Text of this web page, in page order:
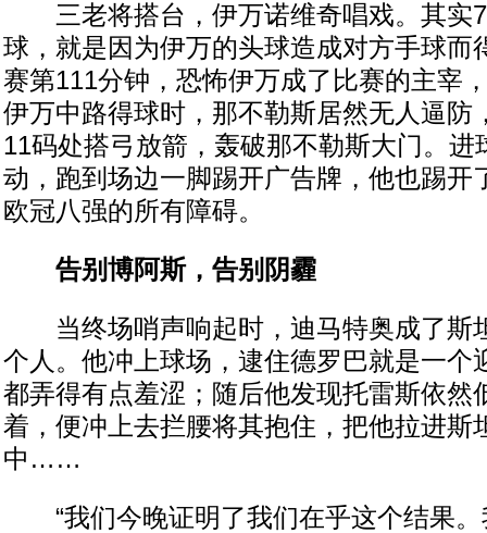
三老将搭台，伊万诺维奇唱戏。其实
球，就是因为伊万的头球造成对方手球而
赛第111分钟，恐怖伊万成了比赛的主宰
伊万中路得球时，那不勒斯居然无人逼防
11码处搭弓放箭，轰破那不勒斯大门。进
动，跑到场边一脚踢开广告牌，他也踢开
欧冠八强的所有障碍。
告别博阿斯，告别阴霾
当终场哨声响起时，迪马特奥成了斯
个人。他冲上球场，逮住德罗巴就是一个
都弄得有点羞涩；随后他发现托雷斯依然
着，便冲上去拦腰将其抱住，把他拉进斯
中……
“我们今晚证明了我们在乎这个结果。